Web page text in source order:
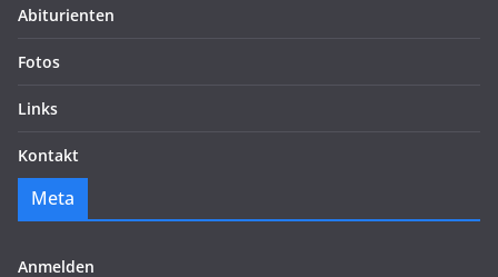
Abiturienten
Fotos
Links
Kontakt
Meta
Anmelden